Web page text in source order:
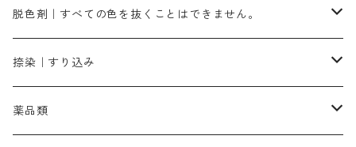
1kg
ローズMB｜鮮やかなピンク色）
スカイブルーMG｜緑みの空色
ターキスブルーHNG｜緑みの空色
ブラックMG（青みの黒色）
ネオホワイトR
片羽刷毛
洋型紙9番手｜中薄口｜約54cm×110cm
伸子
型洗いブラシ
芒硝｜綿・麻の染色に使用する。
アゾリン200％｜綿・麻・絹・羊毛・ナイロンの染色
レオニールEHC｜反応染料用
染料の浸透剤
ソルバライトS-70｜各種繊維の浸し染めに使用可能
染料の定着向上剤
ライトフィックスAコンク｜綿・麻もしくは直接染料で染めた素材
アルカリ剤｜反応染料用
ネオポールB－300｜反応染料のソーピング剤
仕上げ剤｜柔軟・平滑剤
白場汚染防止剤
カルボキシメチルセルロース（CMC）
海藻系
たんぱく質系
脱色剤｜すべての色を抜くことはできません。
脱色剤
全体脱色｜ハイドロサルファイトコンク
脱色助剤｜浸透・複色抑制剤
捺染｜すり込み
染料溶解剤｜染料の均一な浸透・吸着を補助する
薬品類